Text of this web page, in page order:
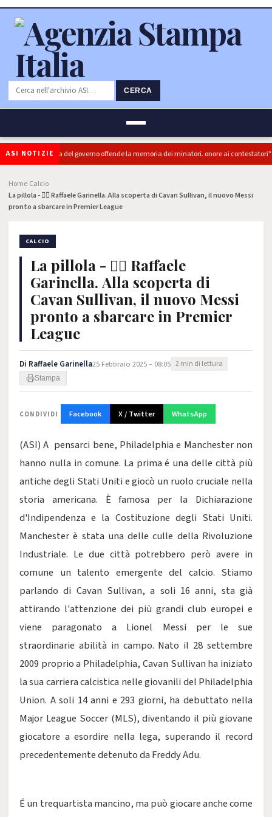
CERCA
ASI NOTIZIE
"L'Ipocrisia del governo offende la memoria dei minatori. onore ai contestatori"
Home Calcio
La pillola - ✍🏻 Raffaele Garinella. Alla scoperta di Cavan Sullivan, il nuovo Messi
pronto a sbarcare in Premier League
CALCIO
La pillola - ✍🏻 Raffaele
Garinella. Alla scoperta di
Cavan Sullivan, il nuovo Messi
pronto a sbarcare in Premier
League
Di Raffaele Garinella25 Febbraio 2025 – 08:05 2 min di lettura
Stampa
CONDIVIDI Facebook X / Twitter WhatsApp
(ASI) A pensarci bene, Philadelphia e Manchester non
hanno nulla in comune. La prima é una delle città più
antiche degli Stati Uniti e giocò un ruolo cruciale nella
storia americana. È famosa per la Dichiarazione
d'Indipendenza e la Costituzione degli Stati Uniti.
Manchester è stata una delle culle della Rivoluzione
Industriale. Le due città potrebbero però avere in
comune un talento emergente del calcio. Stiamo
parlando di Cavan Sullivan, a soli 16 anni, sta già
attirando l'attenzione dei più grandi club europei e
viene paragonato a Lionel Messi per le sue
straordinarie abilità in campo. Nato il 28 settembre
2009 proprio a Philadelphia, Cavan Sullivan ha iniziato
la sua carriera calcistica nelle giovanili del Philadelphia
Union. A soli 14 anni e 293 giorni, ha debuttato nella
Major League Soccer (MLS), diventando il più giovane
giocatore a esordire nella lega, superando il record
precedentemente detenuto da Freddy Adu.
É un trequartista mancino, ma può giocare anche come